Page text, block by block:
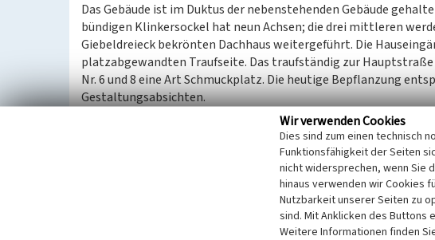
Das Gebäude ist im Duktus der nebenstehenden Gebäude
bündigen Klinkersockel hat neun Achsen; die drei mittleren
Giebeldreieck bekrönten Dachhaus weitergeführt. Die
platzabgewandten Traufseite. Das traufständig zur
Nr. 6 und 8 eine Art Schmuckplatz. Die heutige Bepflanzung
Gestaltungsabsichten.
Das steile Satteldach ist in wohl noch bauzeitlicher
Die Gebäudegruppe hat im Rahmen der Kolonie städtebauliche
(Tom Pfefferkorn, Landesamt für Denkmalpflege Sachsen, 2022)
Wir verwenden Cookies
Dies sind zum einen technisch
Funktionsfähigkeit der Seiten
nicht widersprechen, wenn Sie
hinaus verwenden wir Cookies
Nutzbarkeit unserer Seiten zu
sind. Mit Anklicken des Buttons
Weitere Informationen finden